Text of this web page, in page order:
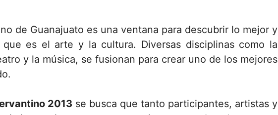
de Guanajuato es una ventana para descubrir lo mejor y
es el arte y la cultura. Diversas disciplinas como la
y la música, se fusionan para crear uno de los mejores
2013 se busca que tanto participantes, artistas y